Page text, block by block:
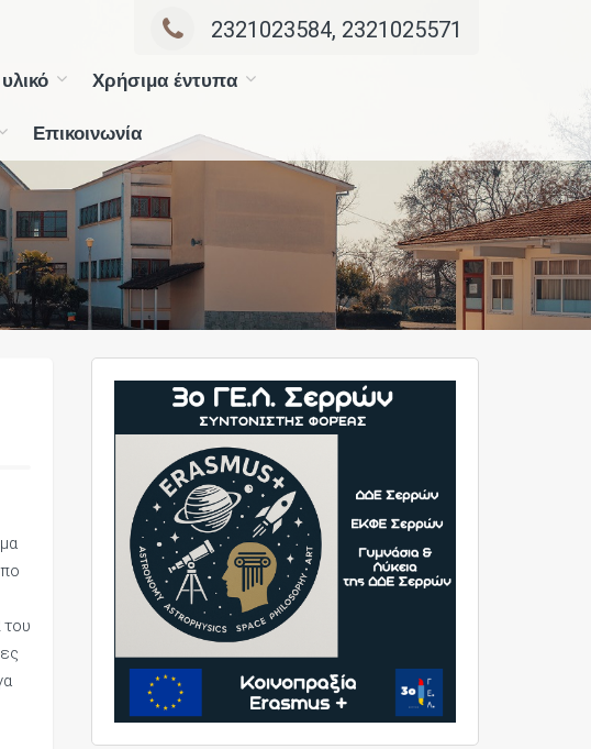
2321023584, 2321025571
Χρήσιμα έντυπα
Επικοινωνία
του